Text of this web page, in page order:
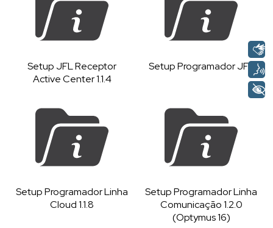
Setup JFL Receptor
Active Center 1.1.4
Setup Programador JFL
Setup Programador Linha
Cloud 1.1.8
Setup Programador Linha
Comunicação 1.2.0
(Optymus 16)